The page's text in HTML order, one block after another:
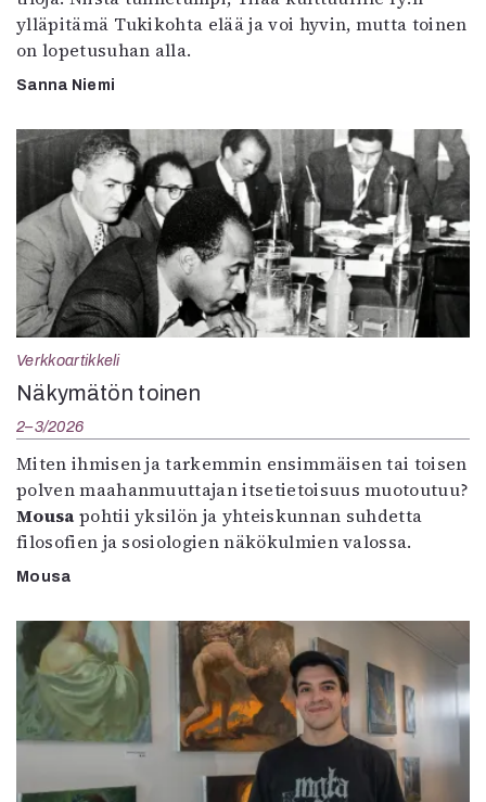
ylläpitämä Tukikohta elää ja voi hyvin, mutta toinen
on lopetusuhan alla.
Sanna Niemi
Verkkoartikkeli
Näkymätön toinen
2–3/2026
Miten ihmisen ja tarkemmin ensimmäisen tai toisen
polven maahanmuuttajan itsetietoisuus muotoutuu?
Mousa pohtii yksilön ja yhteiskunnan suhdetta
filosofien ja sosiologien näkökulmien valossa.
Mousa